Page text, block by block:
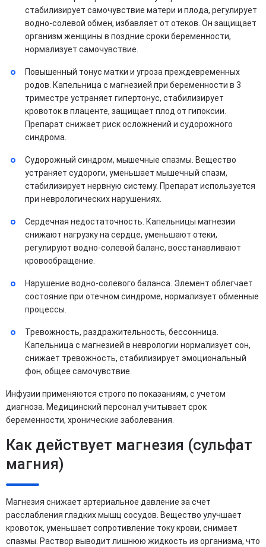
стабилизирует самочувствие матери и плода, регулирует
водно-солевой обмен, избавляет от отеков. Он защищает
организм женщины в поздние сроки беременности,
нормализует самочувствие.
Повышенный тонус матки и угроза преждевременных
родов. Капельница с магнезией при беременности в 3
триместре устраняет гипертонус, стабилизирует
кровоток в плаценте, защищает плод от гипоксии.
Препарат снижает риск осложнений и судорожного
синдрома.
Судорожный синдром, мышечные спазмы. Вещество
устраняет судороги, уменьшает мышечный спазм,
стабилизирует нервную систему. Препарат используется
при неврологических нарушениях.
Сердечная недостаточность. Капельницы магнезии
снижают нагрузку на сердце, уменьшают отеки,
регулируют водно-солевой баланс, восстанавливают
кровообращение.
Нарушение водно-солевого баланса. Элемент облегчает
состояние при отечном синдроме, нормализует обменные
процессы.
Тревожность, раздражительность, бессонница.
Капельница с магнезией в неврологии нормализует сон,
снижает тревожность, стабилизирует эмоциональный
фон, общее самочувствие.
Инфузии применяются строго по показаниям, с учетом
диагноза. Медицинский персонал учитывает срок
беременности, хронические заболевания.
Как действует магнезия (сульфат
магния)
Магнезия снижает артериальное давление за счет
расслабления гладких мышц сосудов. Вещество улучшает
кровоток, уменьшает сопротивление току крови, снимает
спазмы. Раствор выводит лишнюю жидкость из организма, что